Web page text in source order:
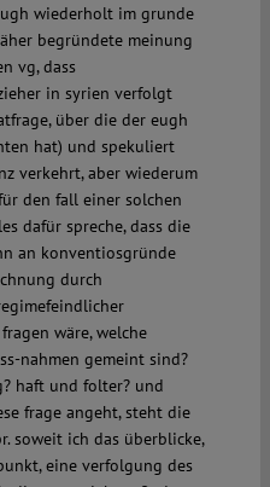
wiederholt im grunde
begründete meinung
vg, dass
in syrien verfolgt
über die der eugh
hat) und spekuliert
verkehrt, aber wiederum
den fall einer solchen
dafür spreche, dass die
an konventiosgründe
durch
wäre, welche
nahmen gemeint sind?
haft und folter? und
frage angeht, steht die
soweit ich das überblicke,
eine verfolgung des